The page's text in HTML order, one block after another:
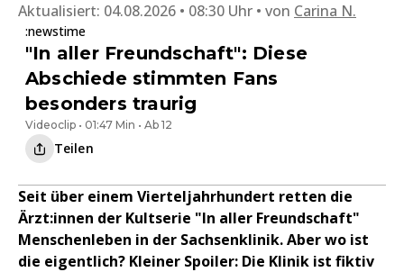
Aktualisiert: 04.08.2026 • 08:30 Uhr von Carina N.
:newstime
"In aller Freundschaft": Diese
Abschiede stimmten Fans
besonders traurig
Videoclip • 01:47 Min • Ab 12
Teilen
Seit über einem Vierteljahrhundert retten die
Ärzt:innen der Kultserie "In aller Freundschaft"
Menschenleben in der Sachsenklinik. Aber wo ist
die eigentlich? Kleiner Spoiler: Die Klinik ist fiktiv